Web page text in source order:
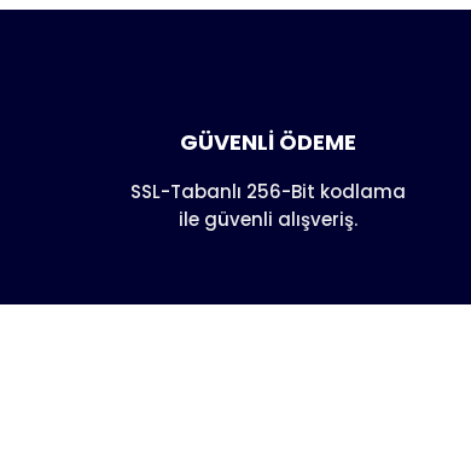
GÜVENLİ ÖDEME
SSL-Tabanlı 256-Bit kodlama
ile güvenli alışveriş.